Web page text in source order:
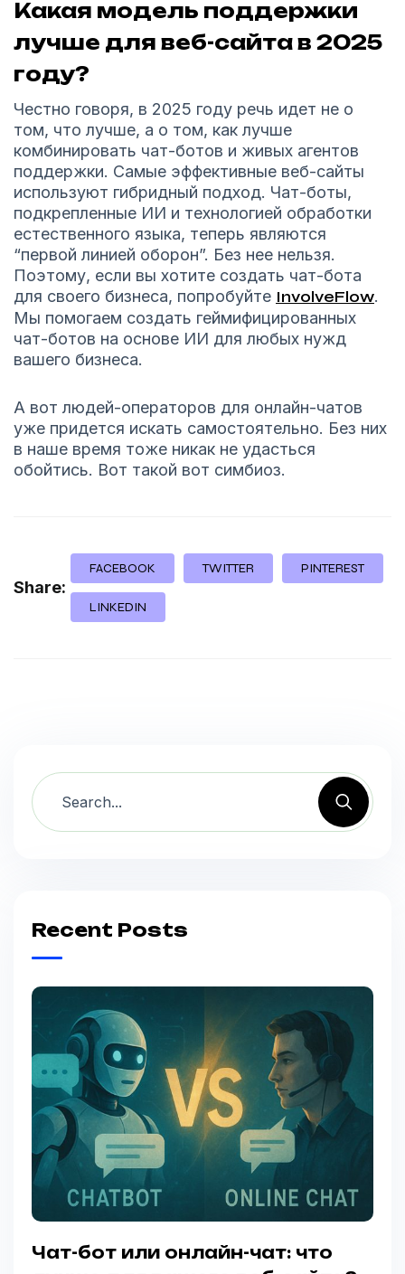
Какая модель поддержки
лучше для веб-сайта в 2025
году?
Честно говоря, в 2025 году речь идет не о
том, что лучше, а о том, как лучше
комбинировать чат-ботов и живых агентов
поддержки. Самые эффективные веб-сайты
используют гибридный подход. Чат-боты,
подкрепленные ИИ и технологией обработки
естественного языка, теперь являются
“первой линией оборон”. Без нее нельзя.
Поэтому, если вы хотите создать чат-бота
для своего бизнеса, попробуйте InvolveFlow.
Мы помогаем создать геймифицированных
чат-ботов на основе ИИ для любых нужд
вашего бизнеса.
А вот людей-операторов для онлайн-чатов
уже придется искать самостоятельно. Без них
в наше время тоже никак не удасться
обойтись. Вот такой вот симбиоз.
Share:
FACEBOOK TWITTER PINTEREST
LINKEDIN
Recent Posts
Чат-бот или онлайн-чат: что